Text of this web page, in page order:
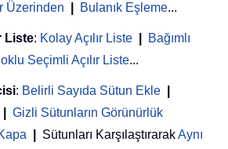
Üzerinden
Bulanık Eşleme...
Liste: Kolay Açılır Liste
Bağımlı
Seçimli Açılır Liste...
: Belirli Sayıda Sütun Ekle
Gizli Sütunların Görünürlük
Sütunları KarşılaştırarakAynı